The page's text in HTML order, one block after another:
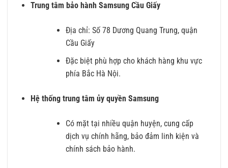
Trung tâm bảo hành Samsung Cầu Giấy
Địa chỉ: Số 78 Dương Quang Trung, quận
Cầu Giấy
Đặc biệt phù hợp cho khách hàng khu vực
phía Bắc Hà Nội.
Hệ thống trung tâm ủy quyền Samsung
Có mặt tại nhiều quận huyện, cung cấp
dịch vụ chính hãng, bảo đảm linh kiện và
chính sách bảo hành.